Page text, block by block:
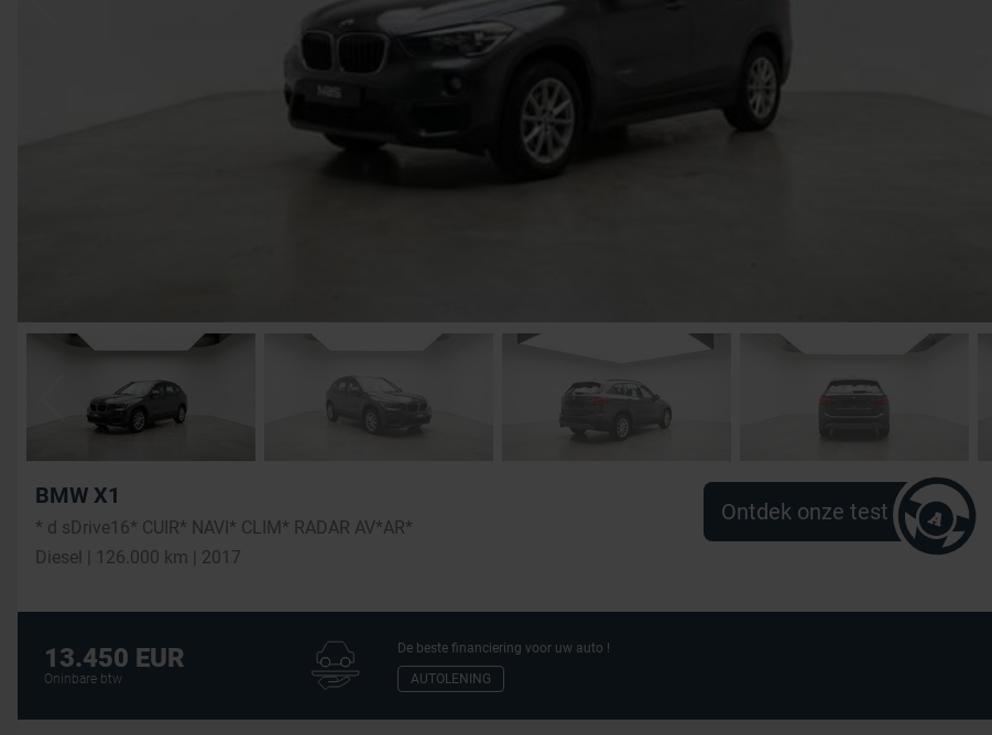
BMW X1
* d sDrive16* CUIR* NAVI* CLIM* RADAR AV*AR*
Diesel | 126.000 km | 2017
Ontdek onze test
13.450 EUR
Oninbare btw
De beste financiering voor uw auto !
AUTOLENING